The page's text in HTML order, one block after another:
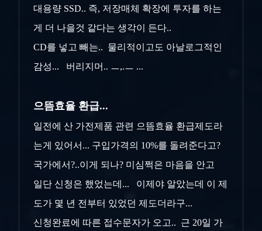
대용량 SSD.. 즉, 저장매체 확장에 투자를 하는
게 더 나을것 같다는 생각이 든다..
CD를 넣고 빼는.. 물리적이고도 아날로그적인
감성... 버리지머.. ㅡ,.ㅡ ...
으뜸효율 환급...
일전에 산 가전제품 관련 으뜸효율 환급제도라
는게 있어서... 구입가격의 10%를 돌려준다고?
국가에서?..이게 되나? 미심쩍은 마음을 안고
일단 신청은 했었는데... 이제야 알았는데 이 제
도가 몇 년 전부터 있었던 제도더라구...
신청완료에 따른 접수문자가 오고.. 근 20일 가